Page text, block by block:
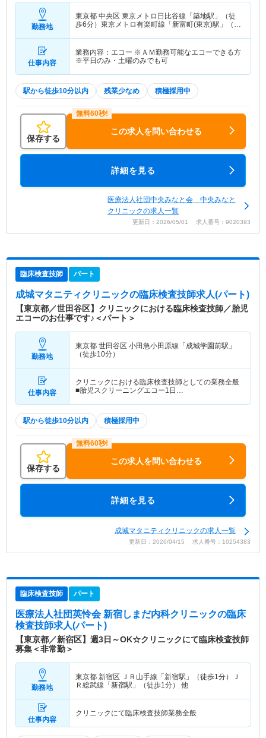
勤務地
東京都 中央区 東京メトロ日比谷線「築地駅」（徒
歩6分）東京メトロ有楽町線「新富町(東京)駅」（徒
仕事内容
業務内容：エコー ※ＡＭ勤務可能なエコーできる方
※平日のみ・土曜のみでも可
駅から徒歩10分以内 残業少なめ 積極採用中
保存する
この求人を問い合わせる
詳細を見る
医療法人社団中央みなと会 中央みなと
クリニックの求人一覧
更新日：2026/05/01 求人番号：9020393
臨床検査技師 パート
成城マタニティクリニックの臨床検査技師求人(パート)
【東京都／世田谷区】クリニックにおける臨床検査技師／胎児
エコーのお仕事です♪＜パート＞
勤務地
東京都 世田谷区 小田急小田原線「成城学園前駅」
（徒歩10分）
仕事内容
クリニックにおける臨床検査技師としての業務全般
■胎児スクリーニングエコー1日…
駅から徒歩10分以内 積極採用中
保存する
この求人を問い合わせる
詳細を見る
成城マタニティクリニックの求人一覧
更新日：2026/04/15 求人番号：10254383
臨床検査技師 パート
医療法人社団英怜会 新宿しまだ内科クリニックの臨床
検査技師求人(パート)
【東京都／新宿区】週3日～OK☆クリニックにて臨床検査技師
募集＜非常勤＞
勤務地
東京都 新宿区 ＪＲ山手線「新宿駅」（徒歩1分）Ｊ
Ｒ総武線「新宿駅」（徒歩1分） 他
仕事内容
クリニックにて臨床検査技師業務全般